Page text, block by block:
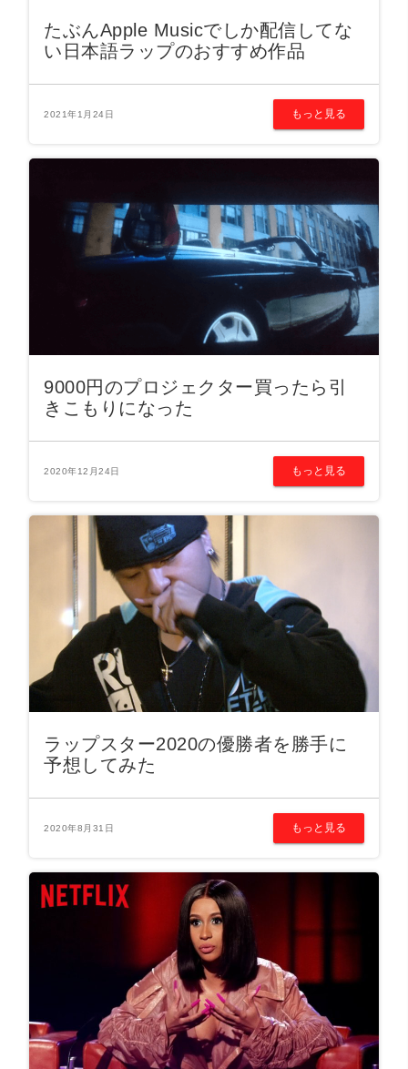
たぶんApple Musicでしか配信してな
い日本語ラップのおすすめ作品
2021年1月24日 もっと見る
9000円のプロジェクター買ったら引
きこもりになった
2020年12月24日 もっと見る
ラップスター2020の優勝者を勝手に
予想してみた
2020年8月31日 もっと見る